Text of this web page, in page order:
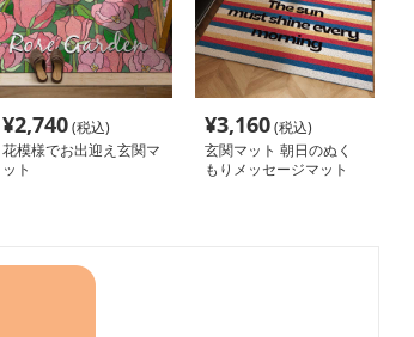
¥2,740(税込)
花模様でお出迎え玄関マ
ット
¥3,160(税込)
玄関マット 朝日のぬく
もりメッセージマット